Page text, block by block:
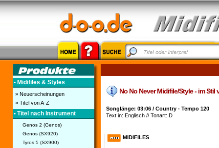
• Midifiles & Styles
» Neuerscheinungen
» Titel von A-Z
• Titel nach Instrument
Genos 2 (Genos)
Genos (SX920)
Tyros 5 (SX900)
No No Never Midifile/Style - im
Songlänge: 03:06 / Country - Tempo 120
Text in: Englisch // Tonart: D
MIDIFILES